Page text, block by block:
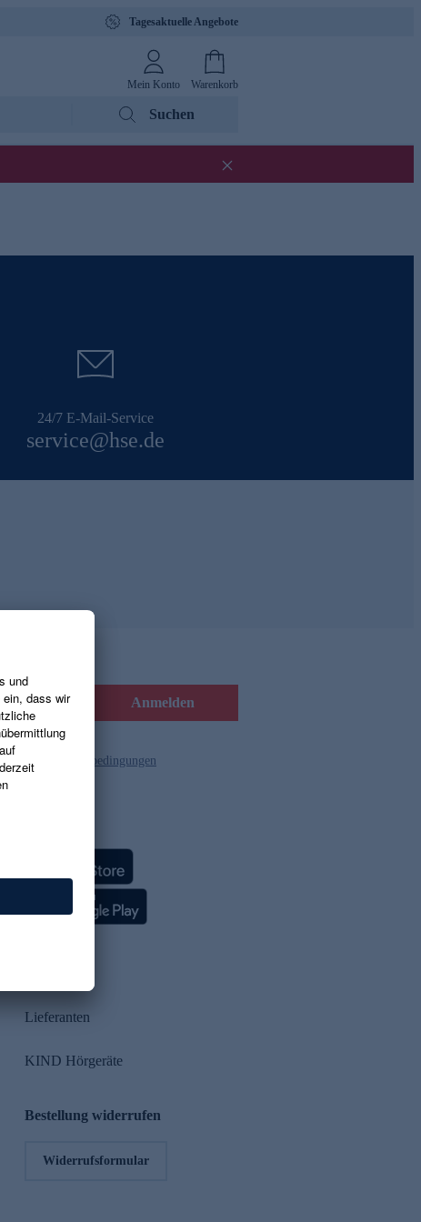
Tagesaktuelle Angebote
Mein Konto Warenkorb
Suchen
24/7 E-Mail-Service
service@hse.de
Anmelden
und die Gutscheinbedingungen
Lieferanten
KIND Hörgeräte
Bestellung widerrufen
Widerrufsformular